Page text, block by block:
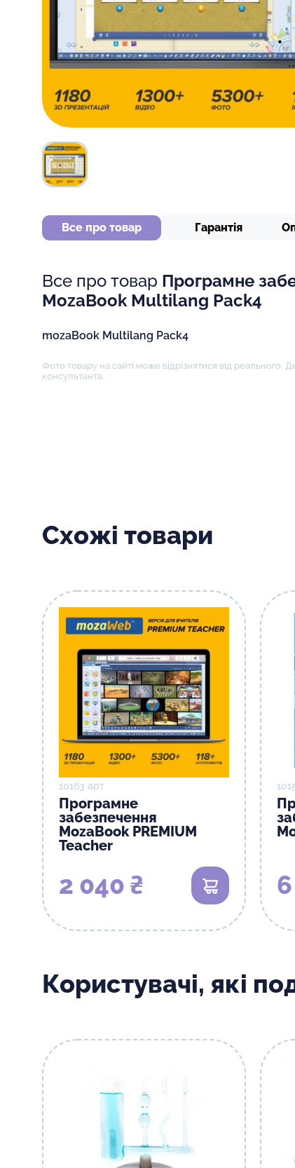
Все про товар Гарантія
Все про товар Програмне
MozaBook Multilang Pack4
mozaBook Multilang Pack4
Фото товару на сайті може відрізнятися від реального.
консультанта.
Схожі товари
10163 арт
Програмне
забезпечення
MozaBook PREMIUM
Teacher
2 040 ₴ В кошик
Користувачі, які